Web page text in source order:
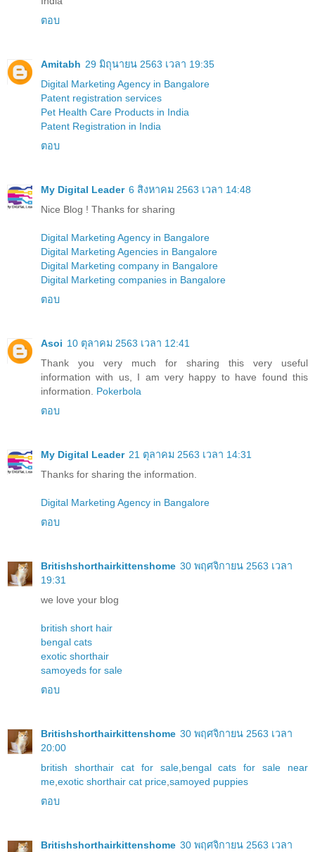
ตอบ
Amitabh 29 มิถุนายน 2563 เวลา 19:35
Digital Marketing Agency in Bangalore
Patent registration services
Pet Health Care Products in India
Patent Registration in India
ตอบ
My Digital Leader 6 สิงหาคม 2563 เวลา 14:48
Nice Blog ! Thanks for sharing
Digital Marketing Agency in Bangalore
Digital Marketing Agencies in Bangalore
Digital Marketing company in Bangalore
Digital Marketing companies in Bangalore
ตอบ
Asoi 10 ตุลาคม 2563 เวลา 12:41
Thank you very much for sharing this very useful
information with us, I am very happy to have found this
information.
Pokerbola
ตอบ
My Digital Leader 21 ตุลาคม 2563 เวลา 14:31
Thanks for sharing the information.
Digital Marketing Agency in Bangalore
ตอบ
Britishshorthairkittenshome 30 พฤศจิกายน 2563 เวลา
19:31
we love your blog
british short hair
bengal cats
exotic shorthair
samoyeds for sale
ตอบ
Britishshorthairkittenshome 30 พฤศจิกายน 2563 เวลา
20:00
british shorthair cat for sale, bengal cats for sale near
me exotic shorthair cat price samoyed puppies
ตอบ
Britishshorthairkittenshome 30 พฤศจิกายน 2563 เวลา